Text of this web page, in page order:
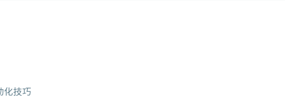
化技巧